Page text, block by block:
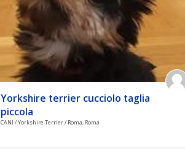
Yorkshire terrier cucciolo taglia
piccola
CANI / Yorkshire Terrier / Roma, Roma